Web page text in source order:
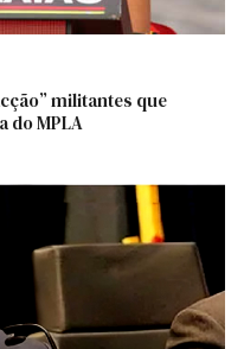
militantes que
do MPLA